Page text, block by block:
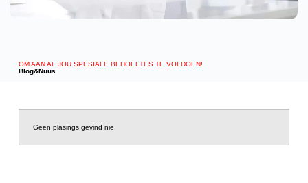
OM AAN AL JOU SPESIALE BEHOEFTES TE VOLDOEN!
Blog&Nuus
Geen plasings gevind nie